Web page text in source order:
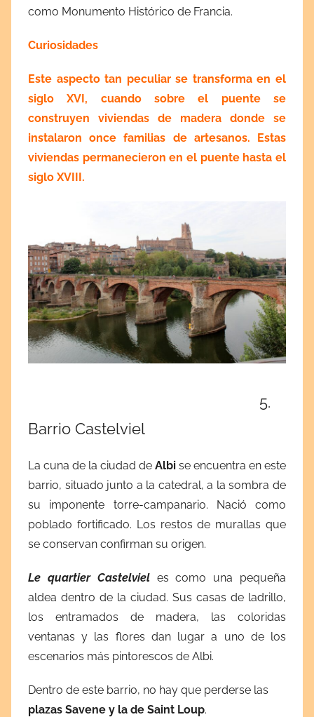
como Monumento Histórico de Francia.
Curiosidades
Este aspecto tan peculiar se transforma en el
siglo XVI, cuando sobre el puente se
construyen viviendas de madera donde se
instalaron once familias de artesanos. Estas
viviendas permanecieron en el puente hasta el
siglo XVIII.
5.
Barrio Castelviel
La cuna de la ciudad de Albi se encuentra en este
barrio, situado junto a la catedral, a la sombra de
su imponente torre-campanario. Nació como
poblado fortificado. Los restos de murallas que
se conservan confirman su origen.
Le quartier Castelvieles como una pequeña
aldea dentro de la ciudad. Sus casas de ladrillo,
los entramados de madera, las coloridas
ventanas y las flores dan lugar a uno de los
escenarios más pintorescos de Albi.
Dentro de este barrio, no hay que perderse las
plazas Savene y la de Saint Loup.